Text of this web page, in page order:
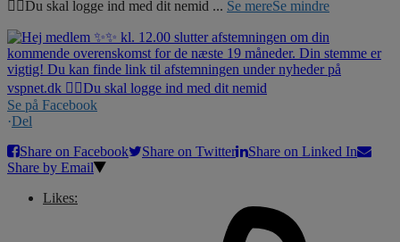
☝🏼Du skal logge ind med dit nemid ... Se mereSe mindre
Se på Facebook
·Del
Share on Facebook
Share on Twitter
Share on Linked In
Share by Email
Likes: